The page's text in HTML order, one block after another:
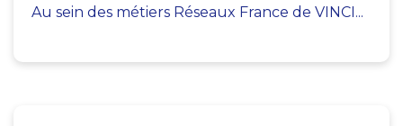
Au sein des métiers Réseaux France de VINCI...